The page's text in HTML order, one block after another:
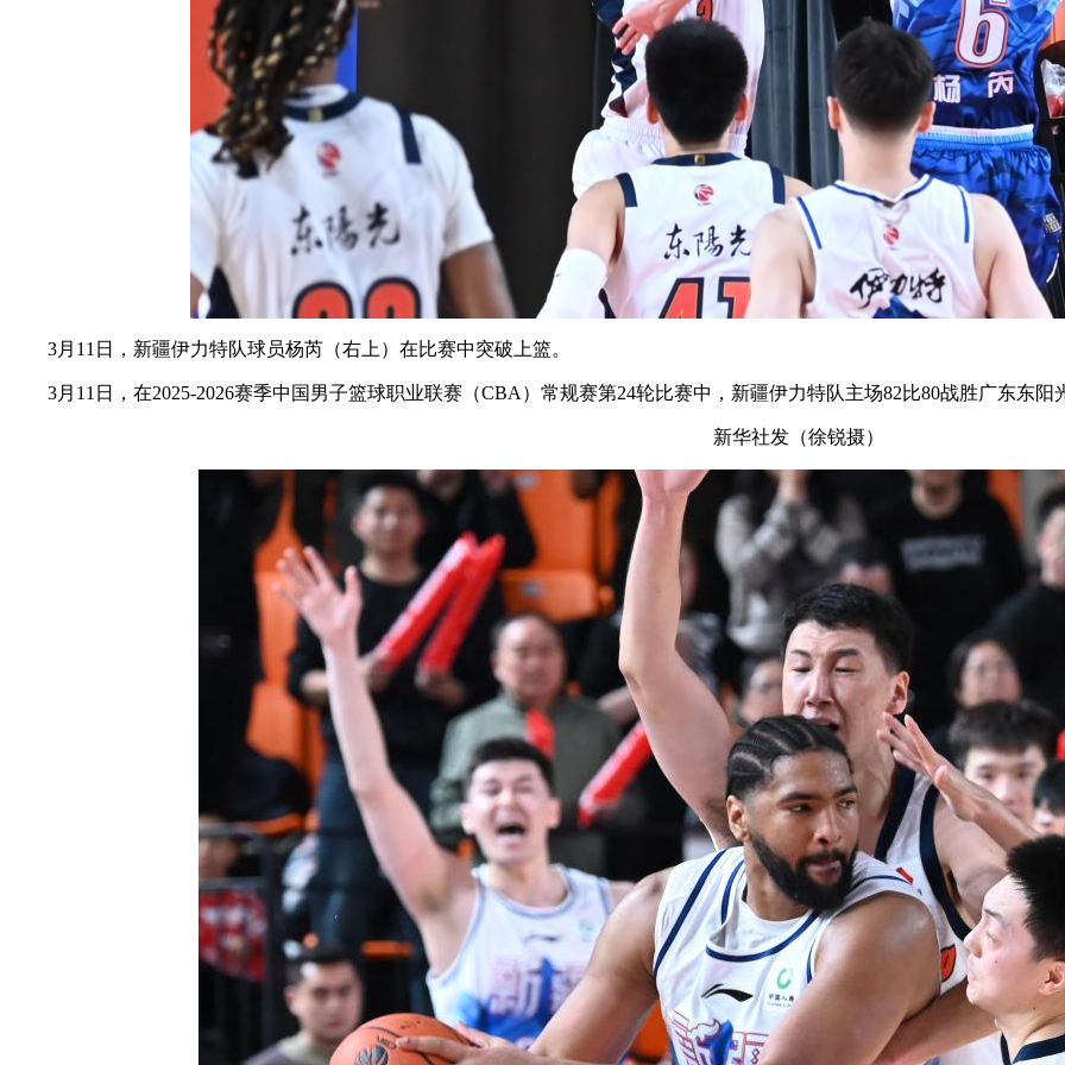
3月11日，新疆伊力特队球员杨芮（右上）在比赛中突破上篮。
3月11日，在2025-2026赛季中国男子篮球职业联赛（CBA）常规赛第24轮比赛中，新疆伊力特队主场82比80战胜广东东阳
新华社发（徐锐摄）